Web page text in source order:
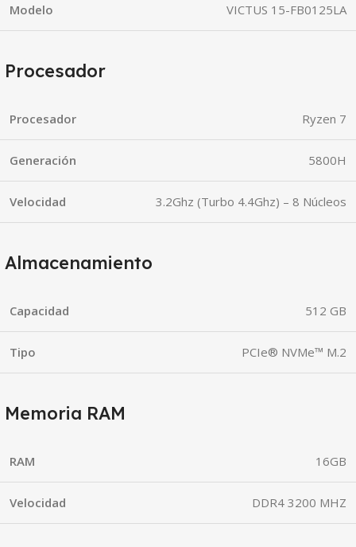
Modelo VICTUS 15-FB0125LA
Procesador
Procesador Ryzen 7
Generación 5800H
Velocidad 3.2Ghz (Turbo 4.4Ghz) – 8 Núcleos
Almacenamiento
Capacidad 512 GB
Tipo PCIe® NVMe™ M.2
Memoria RAM
RAM 16GB
Velocidad DDR4 3200 MHZ